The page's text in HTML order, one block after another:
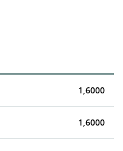
1,6000
1,6000